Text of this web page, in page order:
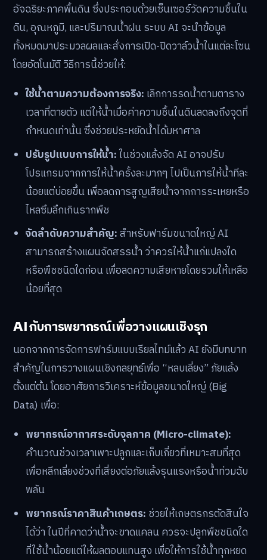
อัจฉริยะภาคพื้นดิน ซึ่งประกอบด้วยเซ็นเซอร์วัดความชื้นใน
ดิน, อุณหภูมิ, และปริมาณน้ำฝน ระบบ AI จะนำข้อมูล
ทั้งหมดมาประมวลผลและสั่งการเปิด-ปิดวาล์วน้ำในแต่ละโซน
โดยอัตโนมัติ วิธีการนี้ช่วยให้:
ใช้น้ำตามความต้องการจริง: เลิกการรดน้ำตามตาราง
เวลาที่ตายตัว แต่ให้น้ำเมื่อค่าความชื้นในดินลดลงถึงจุดที่
กำหนดเท่านั้น ซึ่งช่วยประหยัดน้ำได้มหาศาล
ปรับรูปแบบการให้น้ำ:ในช่วงแล้งจัด AI อาจปรับ
โปรแกรมจากการให้น้ำครั้งละมากๆ ไปเป็นการให้น้ำทีละ
น้อยแต่บ่อยขึ้น เพื่อลดการสูญเสียน้ำจากการระเหยหรือ
ไหลซึมลึกเกินรากพืช
จัดลำดับความสำคัญ:สำหรับฟาร์มขนาดใหญ่ AI
สามารถสร้างแผนจัดสรรน้ำ ว่าควรให้น้ำแก่แปลงใด
หรือพืชชนิดใดก่อน เพื่อลดความเสียหายโดยรวมให้เหลือ
น้อยที่สุด
AI กับการพยากรณ์เพื่อวางแผนเชิงรุก
นอกจากการจัดการฟาร์มแบบเรียลไทม์แล้ว AI ยังมีบทบาท
สำคัญในการวางแผนเชิงกลยุทธ์เพื่อ “หลบเลี่ยง” ภัยแล้ง
ตั้งแต่ต้น โดยอาศัยการวิเคราะห์ข้อมูลขนาดใหญ่ (Big
Data) เพื่อ:
พยากรณ์อากาศระดับจุลภาค (Micro-climate):
คำนวณช่วงเวลาเพาะปลูกและเก็บเกี่ยวที่เหมาะสมที่สุด
เพื่อหลีกเลี่ยงช่วงที่เสี่ยงต่อภัยแล้งรุนแรงหรือน้ำท่วมฉับ
พลัน
พยากรณ์ราคาสินค้าเกษตร: ช่วยให้เกษตรกรตัดสินใจ
ได้ว่า ในปีที่คาดว่าน้ำจะขาดแคลน ควรจะปลูกพืชชนิดใด
ที่ใช้น้ำน้อยแต่ให้ผลตอบแทนสูง เพื่อให้การใช้น้ำทุกหยด